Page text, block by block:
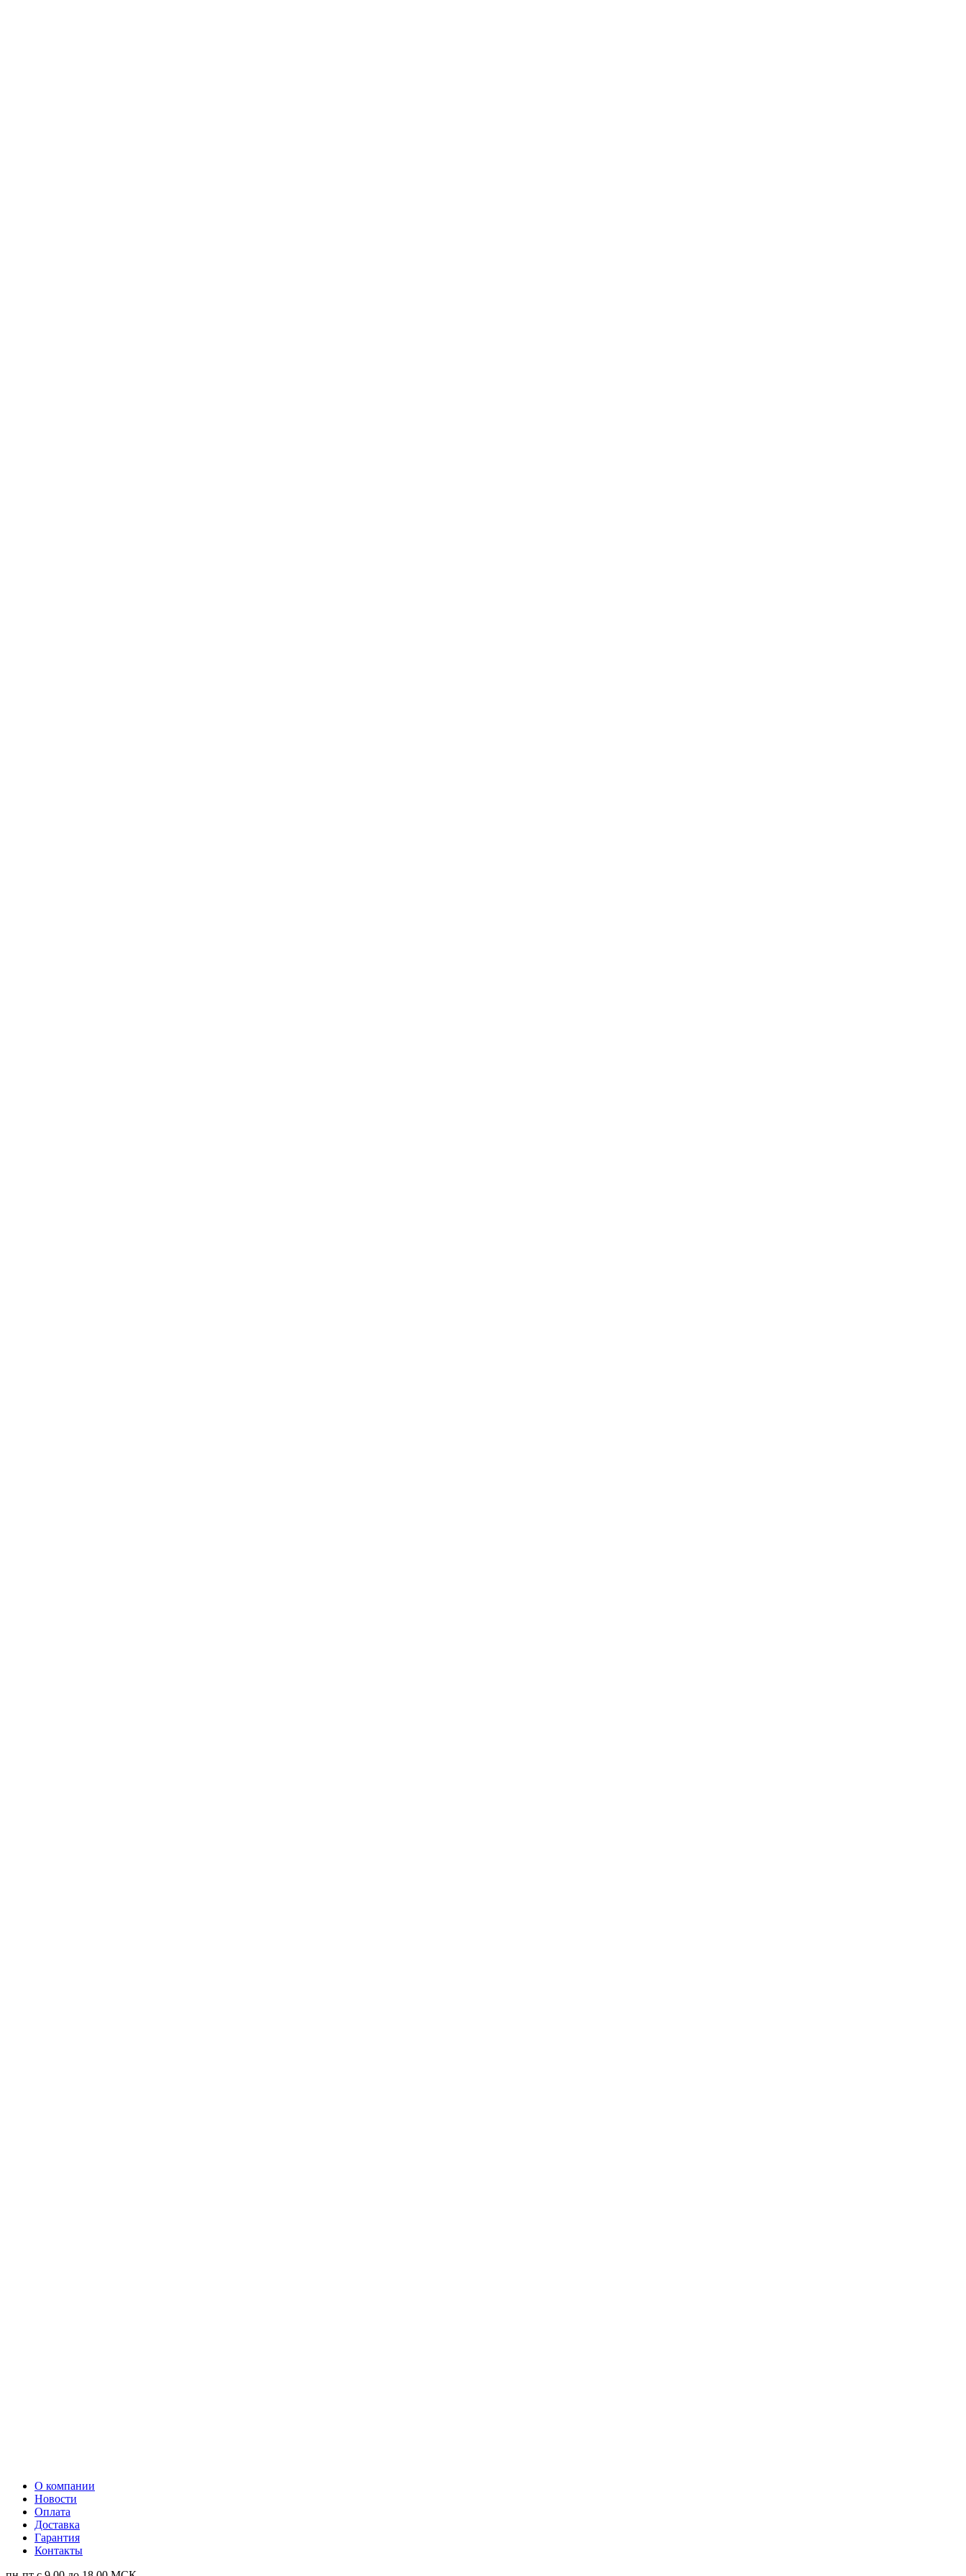
О компании
Новости
Оплата
Доставка
Гарантия
Контакты